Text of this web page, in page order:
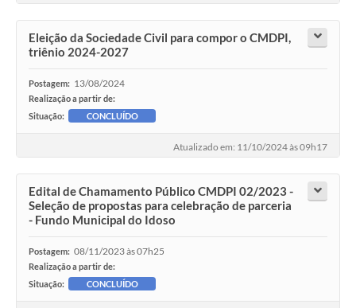
Eleição da Sociedade Civil para compor o CMDPI,
triênio 2024-2027
Postagem: 13/08/2024
Realização a partir de:
Situação:
CONCLUÍDO
Atualizado em: 11/10/2024 às 09h17
Edital de Chamamento Público CMDPI 02/2023 -
Seleção de propostas para celebração de parceria
- Fundo Municipal do Idoso
Postagem: 08/11/2023 às 07h25
Realização a partir de:
Situação:
CONCLUÍDO